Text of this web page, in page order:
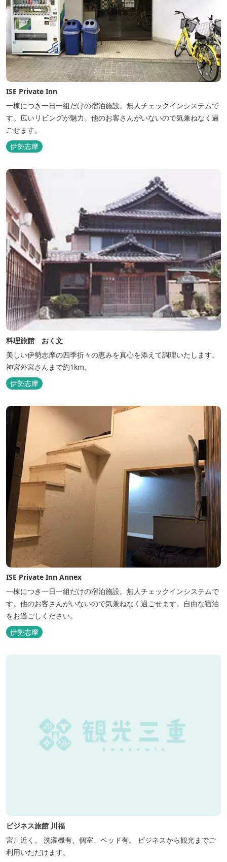
ISE Private Inn
一棟につき一日一組だけの宿泊施設。無人チェックインシステムで
す。広いリビングが魅力。他のお客さんがいないので気兼ねなく過
ごせます。
伊勢志摩
料理旅館 おく文
美しい伊勢志摩の四季折々の恵みを真心を添えて調理いたします。
神宮外宮さんまで約1km。
伊勢志摩
ISE Private Inn Annex
一棟につき一日一組だけの宿泊施設。無人チェックインシステムで
す。他のお客さんがいないので気兼ねなく過ごせます。自由な宿泊
をお過ごしください。
伊勢志摩
ビジネス旅館 川福
宮川近く。 洗濯機有、個室、ベッド有。 ビジネスから観光までご
利用いただけます。